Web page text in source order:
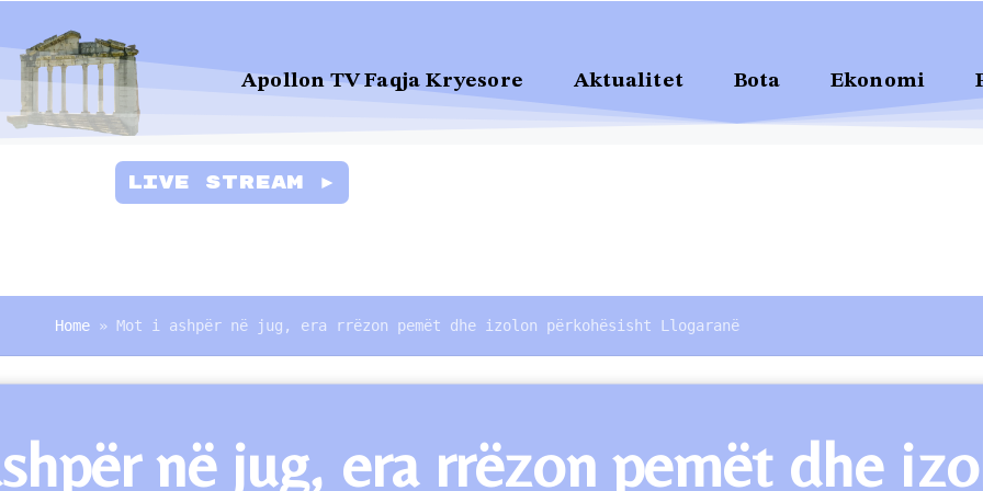
Apollon TV Faqja Kryesore Aktualitet Bota Ekonomi
Live Stream ►
Home » Mot i ashpër në jug, era rrëzon pemët dhe izolon përkohësisht Llogaranë
në jug, era rrëzon pemët dhe